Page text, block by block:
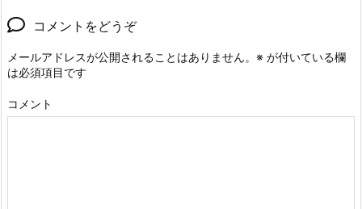
コメントをどうぞ
メールアドレスが公開されることはありません。 ※ が付いている欄
は必須項目です
コメント